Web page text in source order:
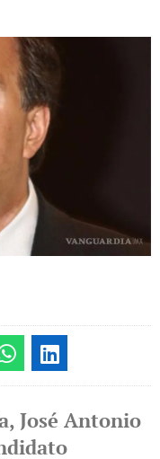
José Antonio